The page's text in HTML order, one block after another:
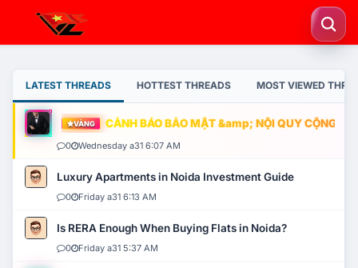
LATEST THREADS HOTTEST THREADS MOST VIEWED
VÀNG CẢNH BÁO BẢO MẬT &amp; NỘI QUY CỘNG
0 Wednesday a31 6:07 AM
Luxury Apartments in Noida Investment Guide
0 Friday a31 6:13 AM
Is RERA Enough When Buying Flats in Noida?
0 Friday a31 5:37 AM